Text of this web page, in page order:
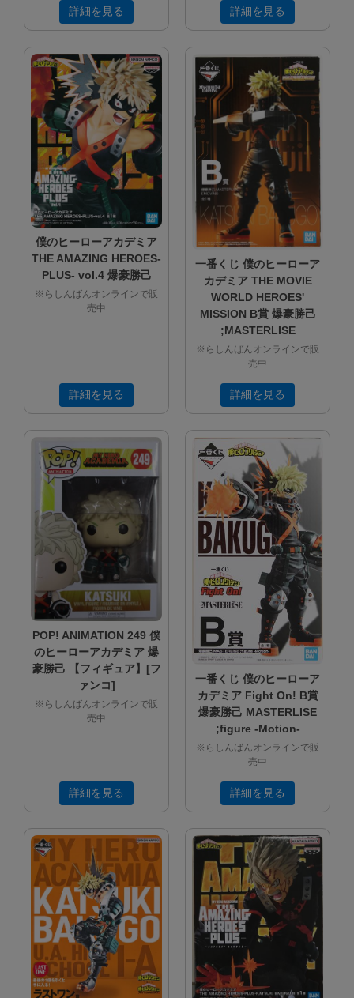
詳細を見る 詳細を見る
僕のヒーローアカデミア
THE AMAZING HEROES-
PLUS- vol.4 爆豪勝己
※らしんばんオンラインで販
売中
詳細を見る
一番くじ 僕のヒーローア
カデミア THE MOVIE
WORLD HEROES'
MISSION B賞 爆豪勝己
;MASTERLISE
※らしんばんオンラインで販
売中
詳細を見る
POP! ANIMATION 249 僕
のヒーローアカデミア 爆
豪勝己 【フィギュア】[フ
ァンコ]
※らしんばんオンラインで販
売中
詳細を見る
一番くじ 僕のヒーローア
カデミア Fight On! B賞
爆豪勝己 MASTERLISE
;figure -Motion-
※らしんばんオンラインで販
売中
詳細を見る